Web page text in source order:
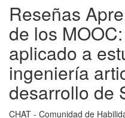
Reseñas
de los
aplicado a
ingeniería
desarrollo de
CHAT - Comunidad de